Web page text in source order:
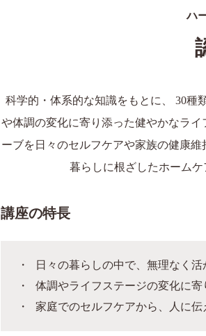
ハ
科学的・体系的な知識をもとに、 30種
や体調の変化に寄り添った健やかなラ
ーブを日々のセルフケアや家族の健康
暮らしに根ざしたホーム
講座の特長
日々の暮らしの中で、無理なく
体調やライフステージの変化に
家庭でのセルフケアから、人に